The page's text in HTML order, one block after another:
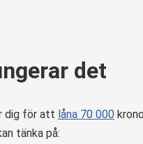
det
dig för att låna 70 000
tänka på: